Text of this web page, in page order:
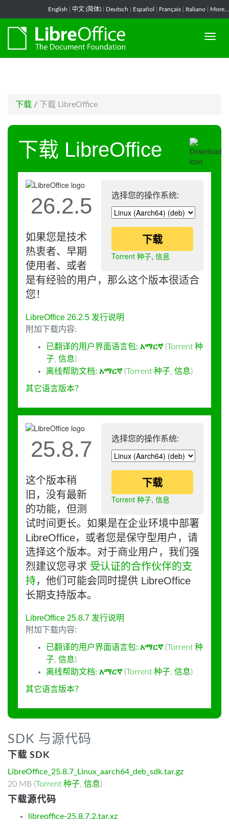
English 中文 (简体) Deutsch Español Français Italiano More...
下载 / 下载 LibreOffice
下载 LibreOffice
选择您的操作系统:
下载
Torrent 种子, 信息
26.2.5
如果您是技术
热衷者、早期
使用者、或者
是有经验的用户，那么这个版本很适合
您！
LibreOffice 26.2.5 发行说明
附加下载内容:
已翻译的用户界面语言包: አማርኛ (Torrent 种
子, 信息)
离线帮助文档: አማርኛ (Torrent 种子, 信息)
其它语言版本？
选择您的操作系统:
下载
Torrent 种子, 信息
25.8.7
这个版本稍
旧，没有最新
的功能，但测
试时间更长。如果是在企业环境中部署
LibreOffice，或者您是保守型用户，请
选择这个版本。对于商业用户，我们强
烈建议您寻求 受认证的合作伙伴的支
持，他们可能会同时提供 LibreOffice
长期支持版本。
LibreOffice 25.8.7 发行说明
附加下载内容:
已翻译的用户界面语言包: አማርኛ (Torrent 种
子, 信息)
离线帮助文档: አማርኛ (Torrent 种子, 信息)
其它语言版本？
SDK 与源代码
下载 SDK
LibreOffice_25.8.7_Linux_aarch64_deb_sdk.tar.gz
20 MB (Torrent 种子, 信息)
下载源代码
libreoffice-25.8.7.2.tar.xz